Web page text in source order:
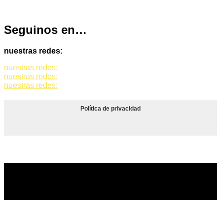
Seguinos en…
nuestras redes:
nuestras redes:
nuestras redes:
nuestras redes:
Política de privacidad